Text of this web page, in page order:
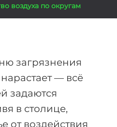
воздуха по округам
загрязнения
— всё
задаются
в столице,
от воздействия